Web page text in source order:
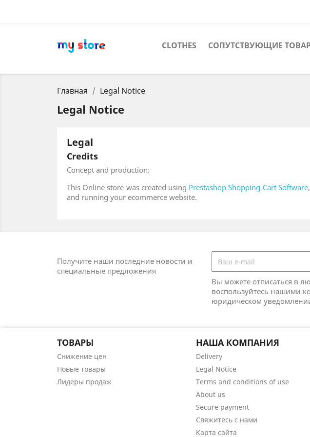
CLOTHES СОПУТСТВУЮЩИЕ
Главная Legal Notice
Legal Notice
Legal
Credits
Concept and production:
This Online store was created using Prestashop Shopping Cart Software
and running your ecommerce website.
Получите наши последние новости и
специальные предложения
Вы можете отписаться в
воспользуйтесь нашими
юридическом
ТОВАРЫ
Снижение цен
Новые товары
Лидеры продаж
НАША КОМПАНИЯ
Delivery
Legal Notice
Terms and conditions of use
About us
Secure payment
Свяжитесь с нами
Карта сайта